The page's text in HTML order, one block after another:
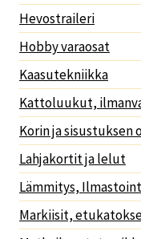
Hevostraileri
Hobby varaosat
Kaasutekniikka
Kattoluukut,
Korin ja sisustuksen
Lahjakortit ja lelut
Lämmitys,
Markiisit,